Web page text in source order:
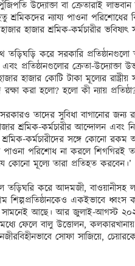
উদ্যোক্তা বা ক্রেতারাই
শ্রমিকদের ন্যায্য পাওনা পরিশোধের
হাজার শ্রমিক-কর্মচারীর
করে সরকারি প্রতিষ্ঠানগুলো
প্রতিষ্ঠানগুলোর ক্রেতা-উদ্যোক্তা
হাজার কোটি টাকা মূল্যের
করা হলো? হলো কী ন্যায়
তাদের সুবিধা বাগানোর জন্য
শ্রমিক-কর্মচারীর আন্দোলন এবং
কর্মচারীদের সঙ্গে কোনো রকম
পাওনা পরিশোধ না করলে শিগগিরই
কোনো মূল্যে তারা প্রতিহত করবেন।’
করে আদমজী, বাওয়ানীসহ
শিল্পপ্রতিষ্ঠানকেও একইভাবে
সামনেই আছে। আর জুলাই-আগস্ট
ফেলে বালু উত্তোলন,
সোফা সাজিয়ে,